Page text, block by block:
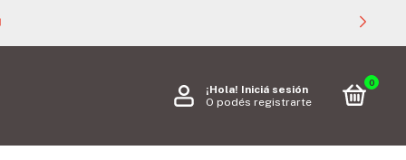
¡Hola! Iniciá sesión
O podés registrarte
0